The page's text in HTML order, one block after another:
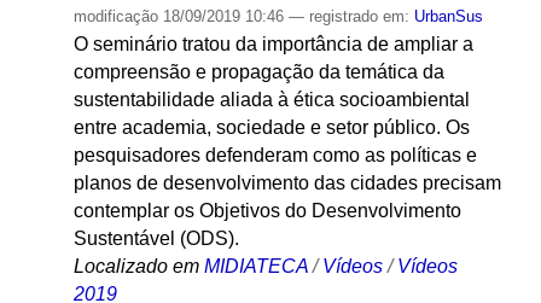
modificação18/09/2019 10:46 — registrado em: UrbanSus
O seminário tratou da importância de ampliar a
compreensão e propagação da temática da
sustentabilidade aliada à ética socioambiental
entre academia, sociedade e setor público. Os
pesquisadores defenderam como as políticas e
planos de desenvolvimento das cidades precisam
contemplar os Objetivos do Desenvolvimento
Sustentável (ODS).
Localizado em MIDIATECA /Vídeos /Vídeos
2019